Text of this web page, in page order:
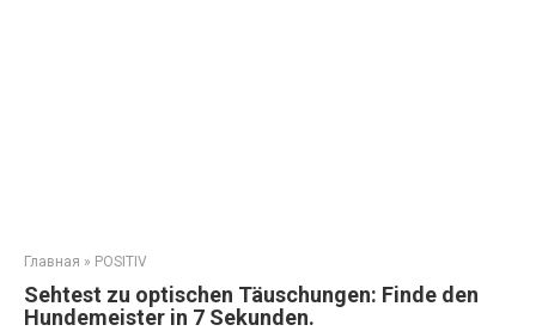
Главная » POSITIV
Sehtest zu optischen Täuschungen: Finde den
Hundemeister in 7 Sekunden.